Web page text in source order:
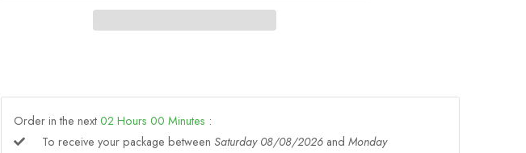
Order in the next 02 Hours 00 Minutes :
To receive your package betweenSaturday 08/08/2026 andMonday